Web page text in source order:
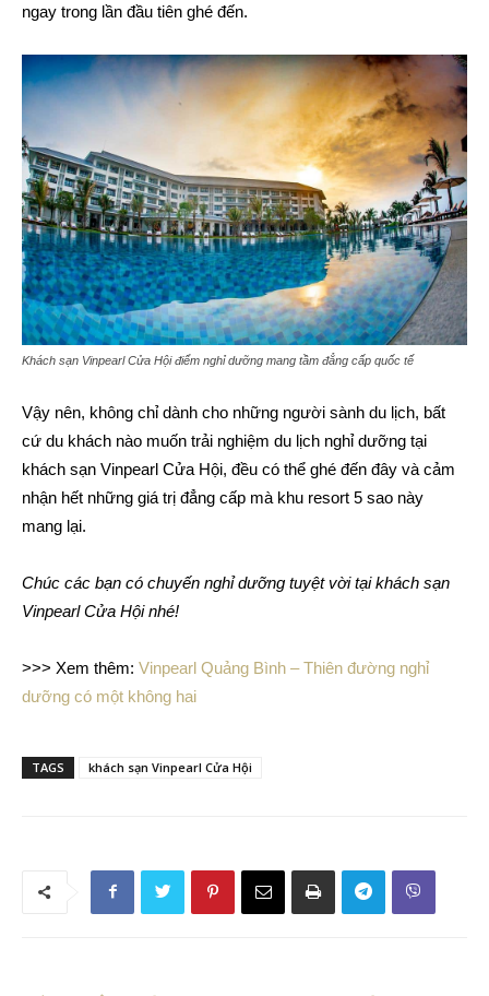
ngay trong lần đầu tiên ghé đến.
Khách sạn Vinpearl Cửa Hội điểm nghỉ dưỡng mang tầm đẳng cấp quốc tế
Vậy nên, không chỉ dành cho những người sành du lịch, bất
cứ du khách nào muốn trải nghiệm du lịch nghỉ dưỡng tại
khách sạn Vinpearl Cửa Hội, đều có thể ghé đến đây và cảm
nhận hết những giá trị đẳng cấp mà khu resort 5 sao này
mang lại.
Chúc các bạn có chuyến nghỉ dưỡng tuyệt vời tại khách sạn
Vinpearl Cửa Hội nhé!
>>> Xem thêm: Vinpearl Quảng Bình – Thiên đường nghỉ
dưỡng có một không hai
TAGS khách sạn Vinpearl Cửa Hội